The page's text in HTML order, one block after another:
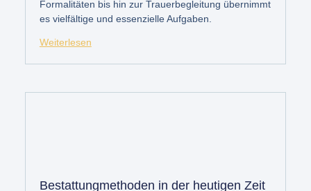
Formalitäten bis hin zur Trauerbegleitung übernimmt
es vielfältige und essenzielle Aufgaben.
Weiterlesen
Bestattungmethoden in der heutigen Zeit